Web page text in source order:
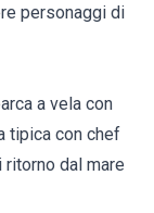
personaggi di
a vela con
tipica con chef
dal mare